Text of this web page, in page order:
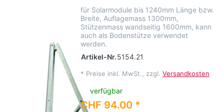
für Solarmodule bis 1240mm Länge bzw.
Breite, Auflagemass 1300mm,
Stützenmass wandseitig 1600mm, kann
auch als Bodenstütze verwendet
werden.
Artikel-Nr.5154.21
* Preise inkl. MwSt., zzgl. Versandkosten
verfügbar
CHF 94.00 *